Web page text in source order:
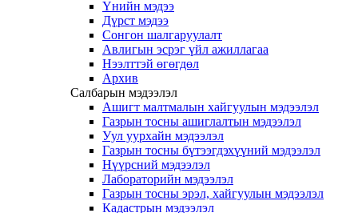
Үнийн мэдээ
Дүрст мэдээ
Сонгон шалгаруулалт
Авлигын эсрэг үйл ажиллагаа
Нээлттэй өгөгдөл
Архив
Салбарын мэдээлэл
Ашигт малтмалын хайгуулын мэдээлэл
Газрын тосны ашиглалтын мэдээлэл
Уул уурхайн мэдээлэл
Газрын тосны бүтээгдэхүүний мэдээлэл
Нүүрсний мэдээлэл
Лабораторийн мэдээлэл
Газрын тосны эрэл, хайгуулын мэдээлэл
Кадастрын мэдээлэл